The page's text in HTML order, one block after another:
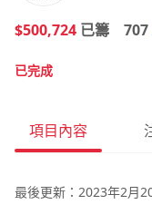
$500,724 已籌 707
已完成
項目內容
最後更新：2023年2月